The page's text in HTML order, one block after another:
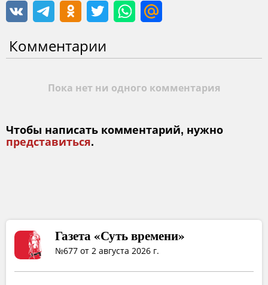
Комментарии
Пока нет ни одного комментария
Чтобы написать комментарий, нужно
представиться.
Газета «Суть времени»
№677 от 2 августа 2026 г.